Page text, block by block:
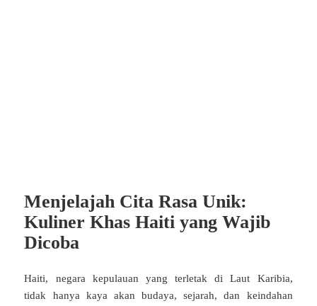
Menjelajah Cita Rasa Unik:
Kuliner Khas Haiti yang Wajib
Dicoba
Haiti, negara kepulauan yang terletak di Laut Karibia,
tidak hanya kaya akan budaya, sejarah, dan keindahan